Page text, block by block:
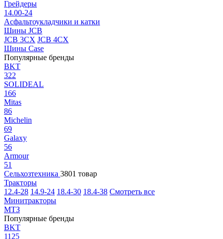
Грейдеры
14.00-24
Асфальтоукладчики и катки
Шины JCB
JCB 3CX JCB 4CX
Шины Case
Популярные бренды
BKT
322
SOLIDEAL
166
Mitas
86
Michelin
69
Galaxy
56
Armour
51
Сельхозтехника 3801 товар
Тракторы
12.4-28 14.9-24 18.4-30 18.4-38 Смотреть все
Минитракторы
МТЗ
Популярные бренды
BKT
1125